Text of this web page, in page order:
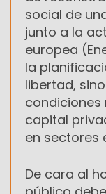
social de
junto a la
europea
la
libertad,
condiciones
capital
en sectores
De cara al